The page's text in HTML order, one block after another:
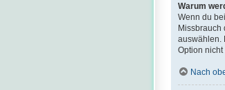
Warum
Wenn du
Missbrauch
auswählen.
Option
Nach